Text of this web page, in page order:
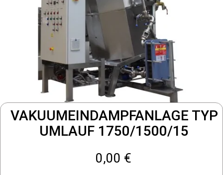
VAKUUMEINDAMPFANLAGE TYP
UMLAUF 1750/1500/15
0,00 €